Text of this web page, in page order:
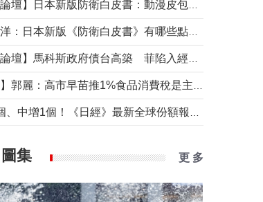
圖集 更 多